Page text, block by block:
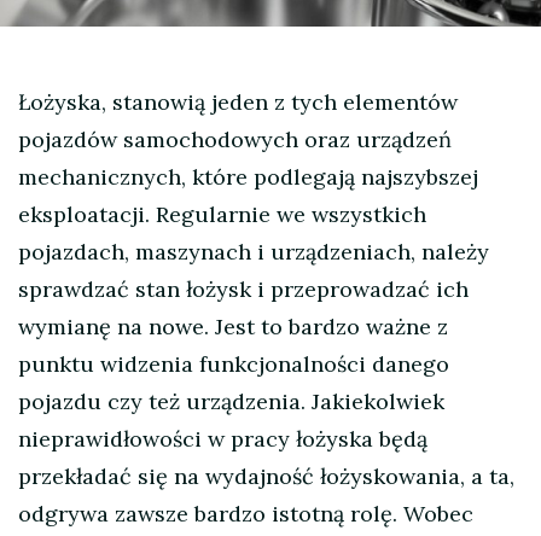
Łożyska, stanowią jeden z tych elementów
pojazdów samochodowych oraz urządzeń
mechanicznych, które podlegają najszybszej
eksploatacji. Regularnie we wszystkich
pojazdach, maszynach i urządzeniach, należy
sprawdzać stan łożysk i przeprowadzać ich
wymianę na nowe. Jest to bardzo ważne z
punktu widzenia funkcjonalności danego
pojazdu czy też urządzenia. Jakiekolwiek
nieprawidłowości w pracy łożyska będą
przekładać się na wydajność łożyskowania, a ta,
odgrywa zawsze bardzo istotną rolę. Wobec